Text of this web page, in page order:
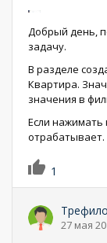
Добрый день,
задачу.
В разделе
Квартира.
значения в
Если нажимать
отрабатывает.
1
27 мая